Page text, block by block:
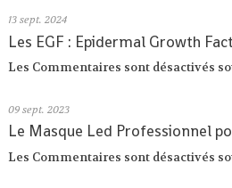
13 sept. 2024
Les EGF : Epidermal Growth
Les Commentaires sont désactivés
09 sept. 2023
Le Masque Led Professionnel
Les Commentaires sont désactivés